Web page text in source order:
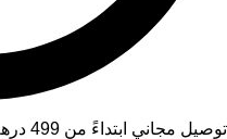
توصيل مجاني ابتداءً من 499 درهم